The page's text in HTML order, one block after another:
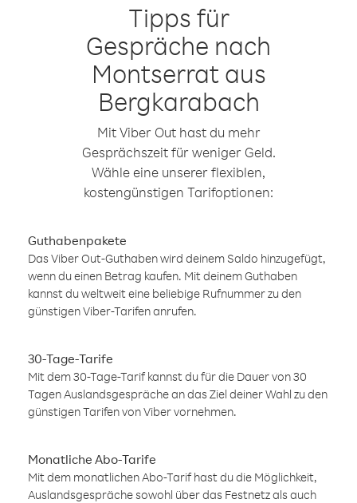
Tipps für
Gespräche nach
Montserrat aus
Bergkarabach
Mit Viber Out hast du mehr
Gesprächszeit für weniger Geld.
Wähle eine unserer flexiblen,
kostengünstigen Tarifoptionen:
Guthabenpakete
Das Viber Out-Guthaben wird deinem Saldo hinzugefügt,
wenn du einen Betrag kaufen. Mit deinem Guthaben
kannst du weltweit eine beliebige Rufnummer zu den
günstigen Viber-Tarifen anrufen.
30-Tage-Tarife
Mit dem 30-Tage-Tarif kannst du für die Dauer von 30
Tagen Auslandsgespräche an das Ziel deiner Wahl zu den
günstigen Tarifen von Viber vornehmen.
Monatliche Abo-Tarife
Mit dem monatlichen Abo-Tarif hast du die Möglichkeit,
Auslandsgespräche sowohl über das Festnetz als auch